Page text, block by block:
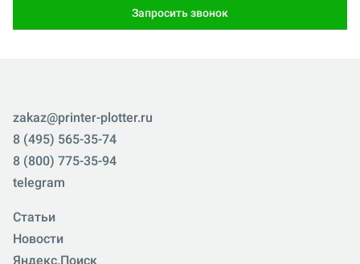
Запросить звонок
zakaz@printer-plotter.ru
8 (495) 565-35-74
8 (800) 775-35-94
telegram
Статьи
Новости
Яндекс.Поиск